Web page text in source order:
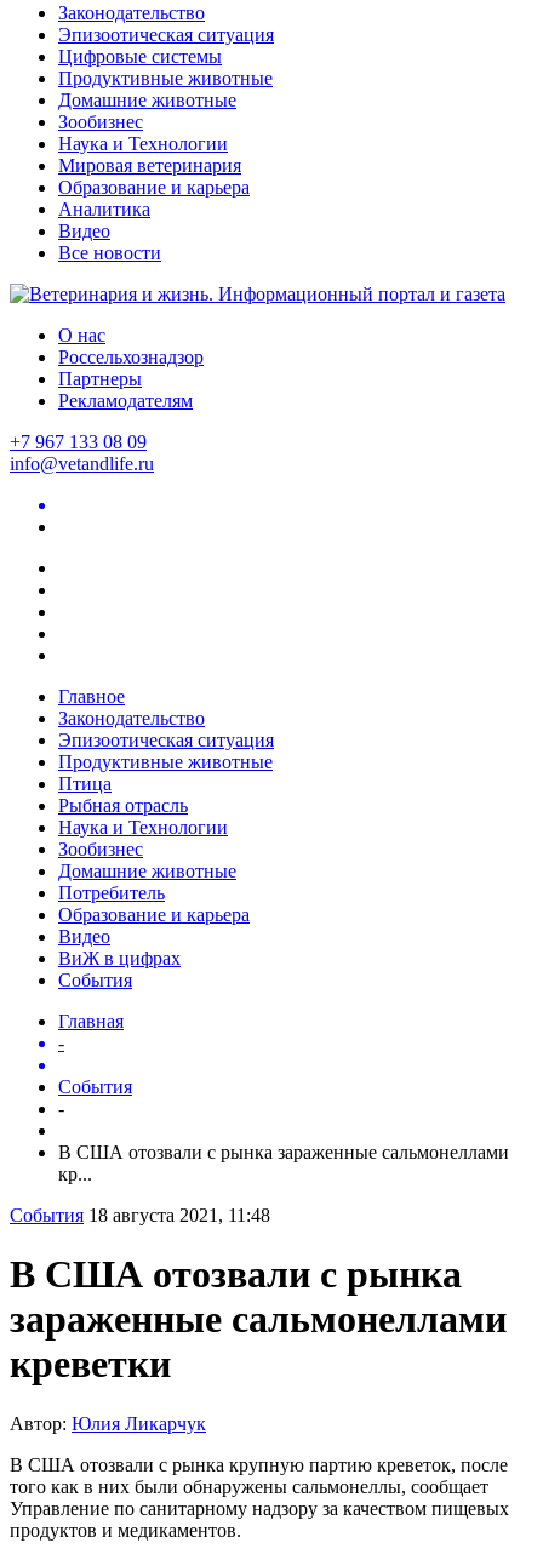
Законодательство
Эпизоотическая ситуация
Цифровые системы
Продуктивные животные
Домашние животные
Зообизнес
Наука и Технологии
Мировая ветеринария
Образование и карьера
Аналитика
Видео
Все новости
О нас
Россельхознадзор
Партнеры
Рекламодателям
+7 967 133 08 09
info@vetandlife.ru
Главное
Законодательство
Эпизоотическая ситуация
Продуктивные животные
Птица
Рыбная отрасль
Наука и Технологии
Зообизнес
Домашние животные
Потребитель
Образование и карьера
Видео
ВиЖ в цифрах
События
Главная
-
События
-
В США отозвали с рынка зараженные сальмонеллами
кр...
События 18 августа 2021, 11:48
В США отозвали с рынка
зараженные сальмонеллами
креветки
Автор: Юлия Ликарчук
В США отозвали с рынка крупную партию креветок, после
того как в них были обнаружены сальмонеллы, сообщает
Управление по санитарному надзору за качеством пищевых
продуктов и медикаментов.